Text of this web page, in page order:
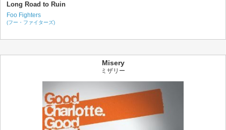
Long Road to Ruin
Foo Fighters
(フー・ファイターズ)
Misery
ミザリー